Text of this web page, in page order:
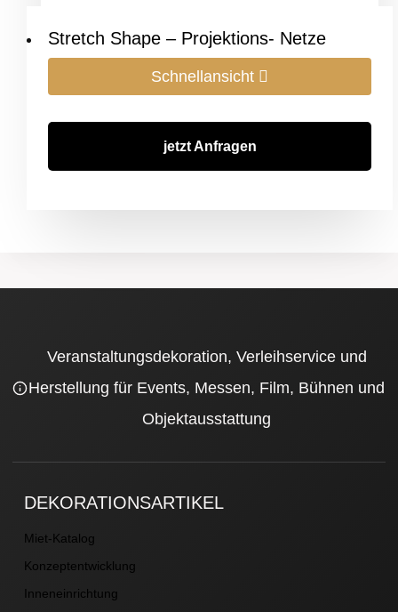
Stretch Shape – Projektions- Netze
Schnellansicht
jetzt Anfragen
Veranstaltungsdekoration, Verleihservice und
Herstellung für Events, Messen, Film, Bühnen und
Objektausstattung
DEKORATIONSARTIKEL
Miet-Katalog
Konzeptentwicklung
Inneneinrichtung